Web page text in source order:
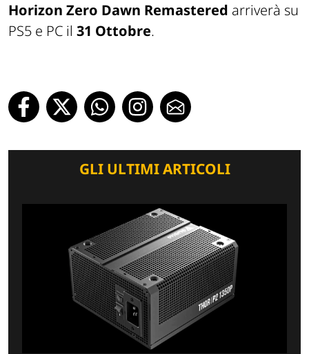
Horizon Zero Dawn Remastered arriverà su
PS5 e PC il 31 Ottobre.
GLI ULTIMI ARTICOLI